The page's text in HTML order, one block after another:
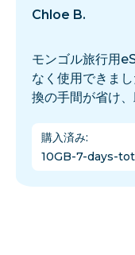
Chloe B.
モンゴル旅行用
なく使用できま
換の手間が省け、
購入済み:
10GB-7-days-